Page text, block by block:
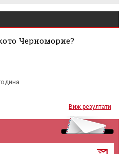
Черноморие?
Виж резултати